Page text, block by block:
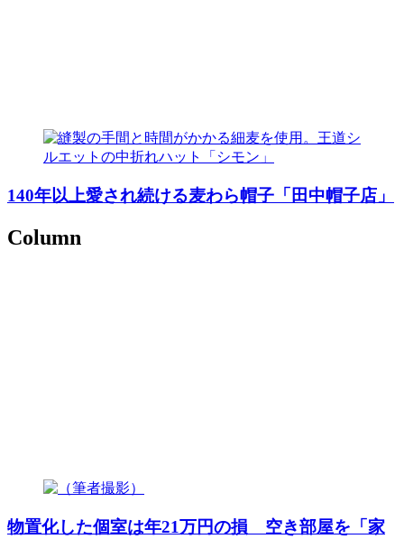
140年以上愛され続ける麦わら帽子「田中帽子店」
Column
物置化した個室は年21万円の損 空き部屋を「家